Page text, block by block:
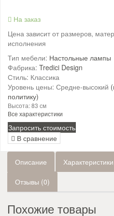
На заказ
Цена зависит от размеров,
исполнения
Тип мебели: Настольные лампы
Фабрика: Tredici Design
Стиль: Классика
Уровень цены: Средне-высокий
политику)
Высота:83 см
Все характеристики
Запросить стоимость
В сравнение
Описание Характеристики
Отзывы (0)
Похожие товары